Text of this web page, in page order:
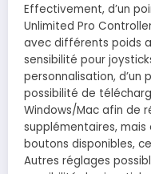
Effectivement, d’un
Unlimited Pro
avec différents poids
sensibilité pour
personnalisation, d’un
possibilité de
Windows/Mac afin de
supplémentaires, mais
boutons disponibles,
Autres réglages